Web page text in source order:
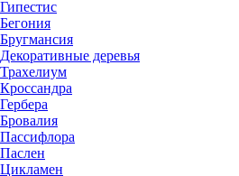
Гипестис
Бегония
Бругмансия
Декоративные деревья
Трахелиум
Кроссандра
Гербера
Бровалия
Пассифлора
Паслен
Цикламен